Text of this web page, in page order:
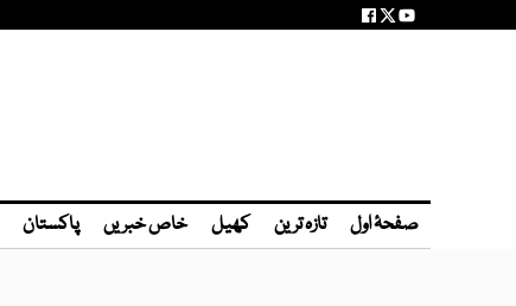
صفحۂ اول تازہ ترین کھیل خاص خبریں پاکستان